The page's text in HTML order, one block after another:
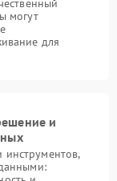
могут
для
и